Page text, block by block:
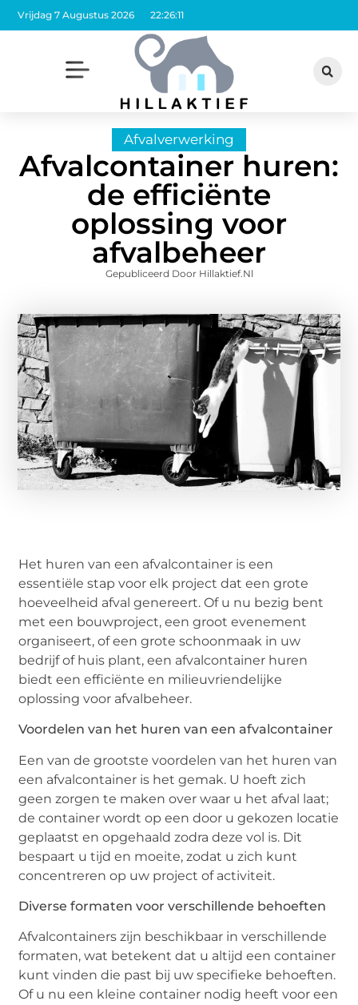
Vrijdag 7 Augustus 2026 22:26:12
Afvalverwerking
Afvalcontainer huren:
de efficiënte
oplossing voor
afvalbeheer
Gepubliceerd Door Hillaktief.nl
Het huren van een afvalcontainer is een
essentiële stap voor elk project dat een grote
hoeveelheid afval genereert. Of u nu bezig bent
met een bouwproject, een groot evenement
organiseert, of een grote schoonmaak in uw
bedrijf of huis plant, een afvalcontainer huren
biedt een efficiënte en milieuvriendelijke
oplossing voor afvalbeheer.
Voordelen van het huren van een afvalcontainer
Een van de grootste voordelen van het huren van
een afvalcontainer is het gemak. U hoeft zich
geen zorgen te maken over waar u het afval laat;
de container wordt op een door u gekozen locatie
geplaatst en opgehaald zodra deze vol is. Dit
bespaart u tijd en moeite, zodat u zich kunt
concentreren op uw project of activiteit.
Diverse formaten voor verschillende behoeften
Afvalcontainers zijn beschikbaar in verschillende
formaten, wat betekent dat u altijd een container
kunt vinden die past bij uw specifieke behoeften.
Of u nu een kleine container nodig heeft voor een